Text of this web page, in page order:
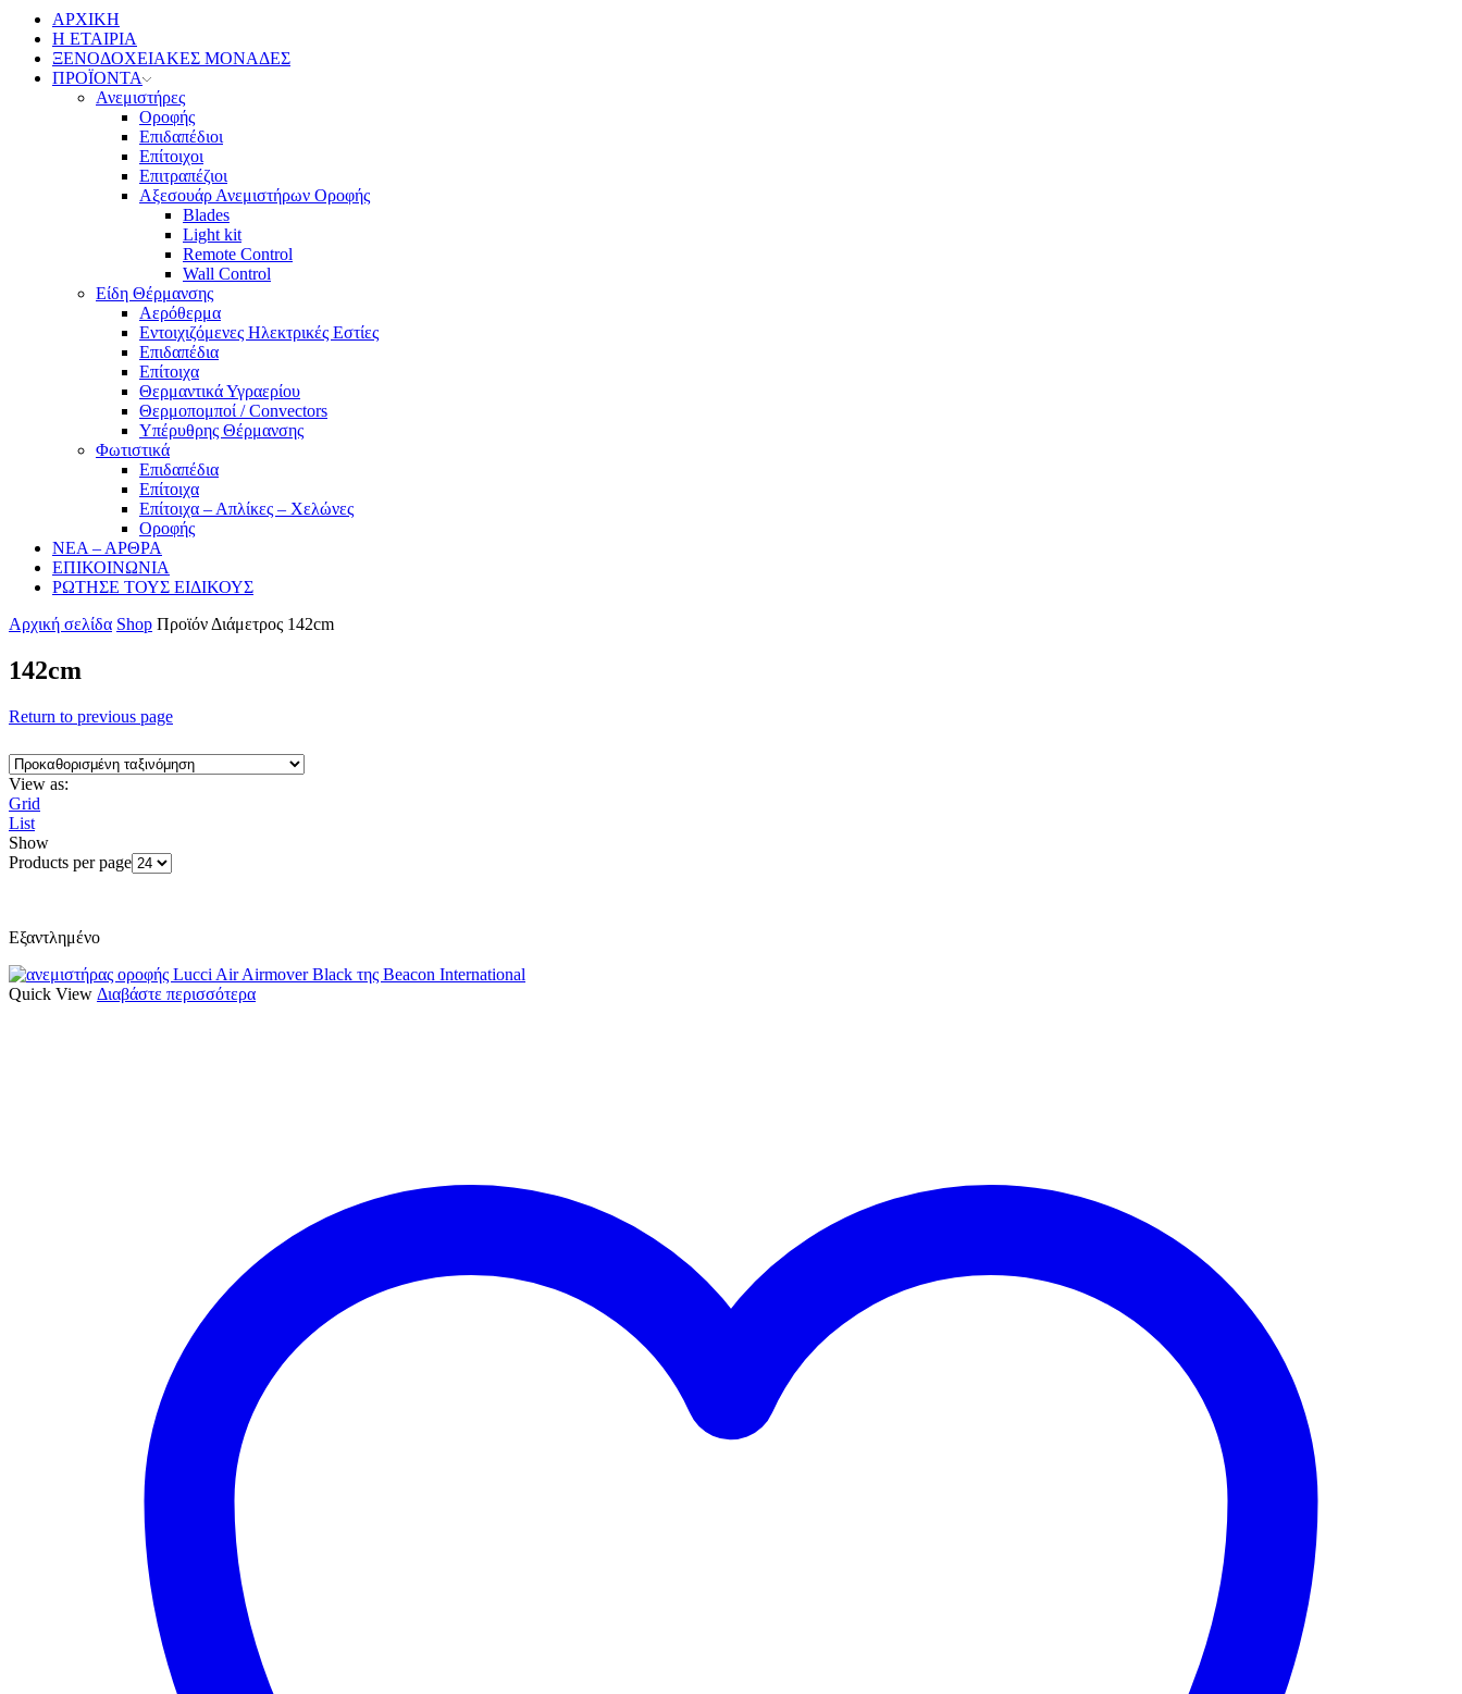
ΑΡΧΙΚΗ
Η ΕΤΑΙΡΙΑ
ΞΕΝΟΔΟΧΕΙΑΚΕΣ ΜΟΝΑΔΕΣ
ΠΡΟΪΟΝΤΑ
Ανεμιστήρες
Οροφής
Επιδαπέδιοι
Επίτοιχοι
Επιτραπέζιοι
Αξεσουάρ Ανεμιστήρων Οροφής
Blades
Light kit
Remote Control
Wall Control
Είδη Θέρμανσης
Αερόθερμα
Εντοιχιζόμενες Ηλεκτρικές Εστίες
Επιδαπέδια
Επίτοιχα
Θερμαντικά Υγραερίου
Θερμοπομποί / Convectors
Υπέρυθρης Θέρμανσης
Φωτιστικά
Επιδαπέδια
Επίτοιχα
Επίτοιχα – Απλίκες – Χελώνες
Οροφής
ΝΕΑ – ΑΡΘΡΑ
ΕΠΙΚΟΙΝΩΝΙΑ
ΡΩΤΗΣΕ ΤΟΥΣ ΕΙΔΙΚΟΥΣ
Αρχική σελίδα Shop Προϊόν Διάμετρος 142cm
142cm
Return to previous page
View as:
Grid
List
Show
Products per page
Εξαντλημένο
Quick View Διαβάστε περισσότερα